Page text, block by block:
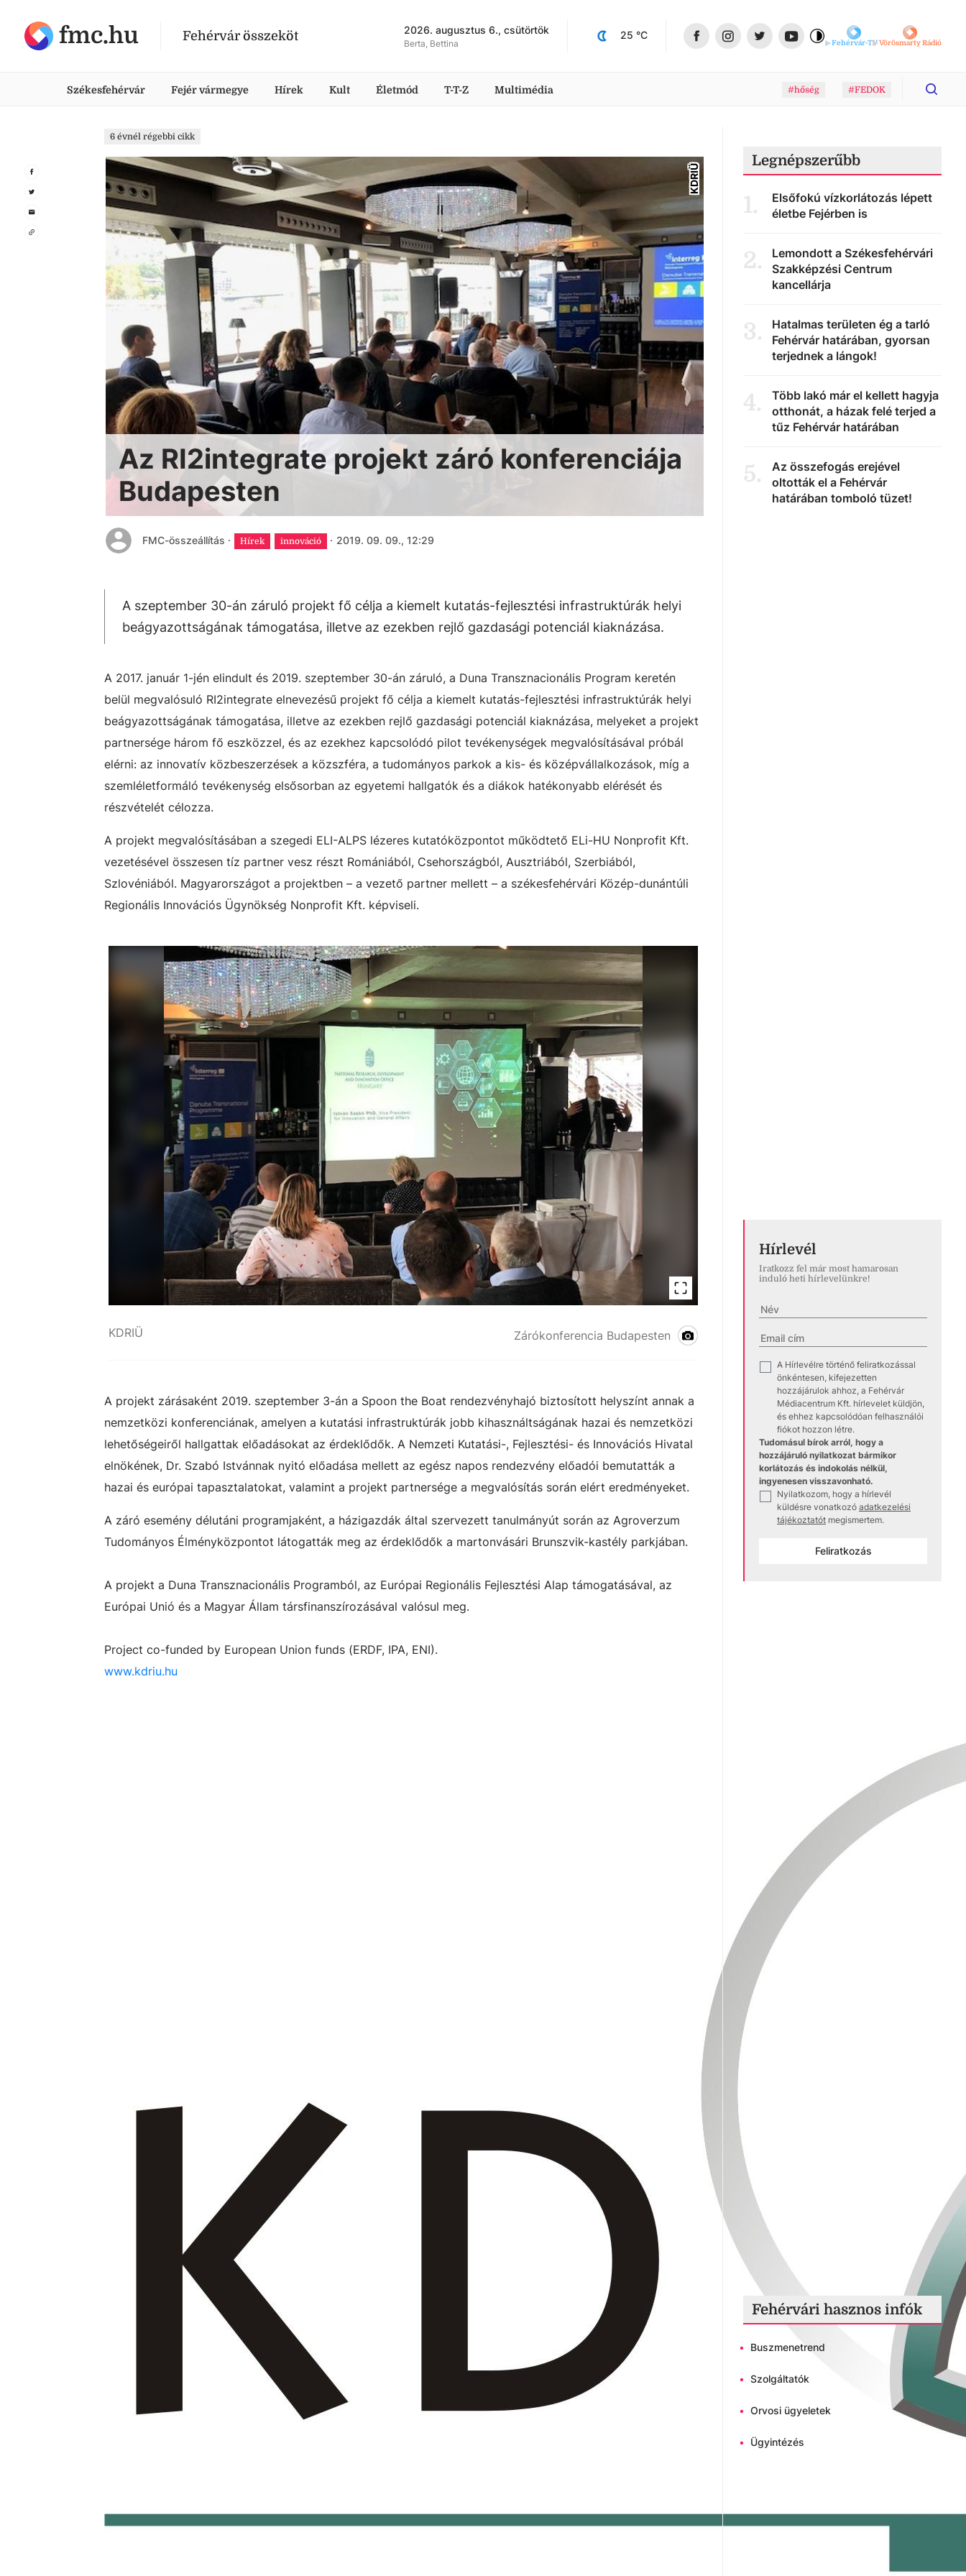
fmc.hu Fehérvár összeköt 2026. augusztus 6., csütörtök
Berta, Bettina
25 °C
Fehérvár-TVVörösmarty Rádió
Székesfehérvár Fejér vármegye Hírek Kult Életmód T-T-Z Multimédia #hőség #FEDOK
6 évnél régebbi cikk
KDRIÜ
Az RI2integrate projekt záró konferenciája
Budapesten
FMC-összeállítás · Hírek innováció · 2019. 09. 09., 12:29
A szeptember 30-án záruló projekt fő célja a kiemelt kutatás-fejlesztési infrastruktúrák helyi
beágyazottságának támogatása, illetve az ezekben rejlő gazdasági potenciál kiaknázása.
A 2017. január 1-jén elindult és 2019. szeptember 30-án záruló, a Duna Transznacionális Program keretén
belül megvalósuló RI2integrate elnevezésű projekt fő célja a kiemelt kutatás-fejlesztési infrastruktúrák helyi
beágyazottságának támogatása, illetve az ezekben rejlő gazdasági potenciál kiaknázása, melyeket a projekt
partnersége három fő eszközzel, és az ezekhez kapcsolódó pilot tevékenységek megvalósításával próbál
elérni: az innovatív közbeszerzések a közszféra, a tudományos parkok a kis- és középvállalkozások, míg a
szemléletformáló tevékenység elsősorban az egyetemi hallgatók és a diákok hatékonyabb elérését és
részvételét célozza.
A projekt megvalósításában a szegedi ELI-ALPS lézeres kutatóközpontot működtető ELi-HU Nonprofit Kft.
vezetésével összesen tíz partner vesz részt Romániából, Csehországból, Ausztriából, Szerbiából,
Szlovéniából. Magyarországot a projektben – a vezető partner mellett – a székesfehérvári Közép-dunántúli
Regionális Innovációs Ügynökség Nonprofit Kft. képviseli.
KDRIÜ Zárókonferencia Budapesten
A projekt zárásaként 2019. szeptember 3-án a Spoon the Boat rendezvényhajó biztosított helyszínt annak a
nemzetközi konferenciának, amelyen a kutatási infrastruktúrák jobb kihasználtságának hazai és nemzetközi
lehetőségeiről hallgattak előadásokat az érdeklődők. A Nemzeti Kutatási-, Fejlesztési- és Innovációs Hivatal
elnökének, Dr. Szabó Istvánnak nyitó előadása mellett az egész napos rendezvény előadói bemutatták a
hazai és európai tapasztalatokat, valamint a projekt partnersége a megvalósítás során elért eredményeket.
A záró esemény délutáni programjaként, a házigazdák által szervezett tanulmányút során az Agroverzum
Tudományos Élményközpontot látogatták meg az érdeklődők a martonvásári Brunszvik-kastély parkjában.
A projekt a Duna Transznacionális Programból, az Európai Regionális Fejlesztési Alap támogatásával, az
Európai Unió és a Magyar Állam társfinanszírozásával valósul meg.
Project co-funded by European Union funds (ERDF, IPA, ENI).
www.kdriu.hu
Legnépszerűbb
1.
Elsőfokú vízkorlátozás lépett
életbe Fejérben is
2.
Lemondott a Székesfehérvári
Szakképzési Centrum
kancellárja
3.
Hatalmas területen ég a tarló
Fehérvár határában, gyorsan
terjednek a lángok!
4.
Több lakó már el kellett hagyja
otthonát, a házak felé terjed a
tűz Fehérvár határában
5.
Az összefogás erejével
oltották el a Fehérvár
határában tomboló tüzet!
Hírlevél
Iratkozz fel már most hamarosan
induló heti hírlevelünkre!
A Hírlevélre történő feliratkozással
önkéntesen, kifejezetten
hozzájárulok ahhoz, a Fehérvár
Médiacentrum Kft. hírlevelet küldjön,
és ehhez kapcsolódóan felhasználói
fiókot hozzon létre.
Tudomásul bírok arról, hogy a
hozzájáruló nyilatkozat bármikor
korlátozás és indokolás nélkül,
ingyenesen visszavonható.
Nyilatkozom, hogy a hírlevél
küldésre vonatkozó adatkezelési
tájékoztatót megismertem.
Feliratkozás
Fehérvári hasznos infók
• Buszmenetrend
• Szolgáltatók
• Orvosi ügyeletek
• Ügyintézés